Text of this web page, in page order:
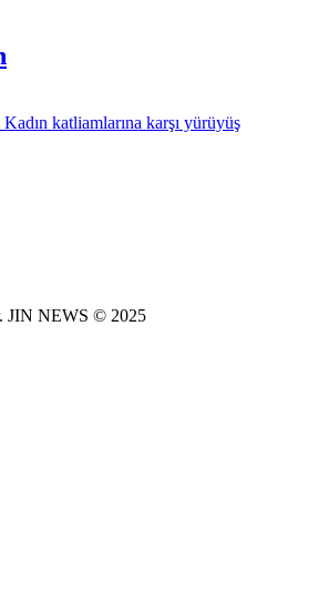
katliamlarına karşı yürüyüş
JIN NEWS © 2025